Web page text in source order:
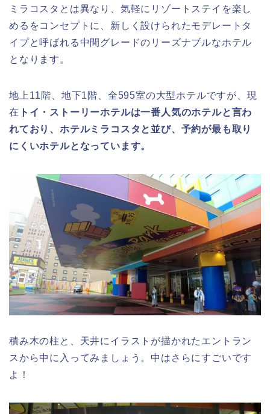
ミラコスタとは異なり、気軽にリゾートステイを楽し
めるをコンセプトに、新しく設けられたモデレートタ
イプと呼ばれる中間グレードのリーズナブルなホテル
となります。
地上11階、地下1階、全595室の大型ホテルですが、現
在 トイ・ストーリーホテルは一番人気のホテルと言わ
れており、ホテルミラコスタと並び、予約が最も取り
にくいホテルとなっています。
積み木の柱と、天井にイラストが描かれたエントラン
スから中に入ってみましょう。中はさらにすごいです
よ！